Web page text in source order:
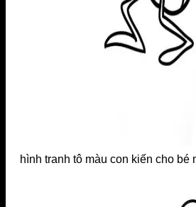
hình tranh tô màu con kiến cho bé